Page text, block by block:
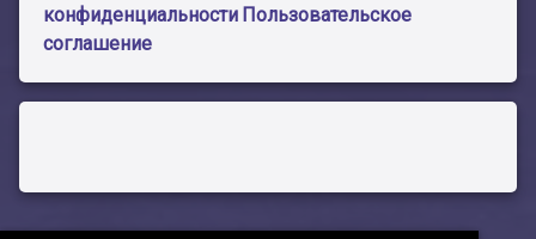
конфиденциальности Пользовательское
соглашение